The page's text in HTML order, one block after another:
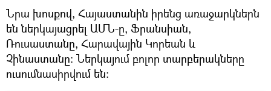
Նրա խոսքով, Հայաստանին իրենց առաջարկներն
են ներկայացրել ԱՄՆ-ը, Ֆրանսիան,
Ռուսաստանը, Հարավային Կորեան և
Չինաստանը: Ներկայում բոլոր տարբերակները
ուսումնասիրվում են: